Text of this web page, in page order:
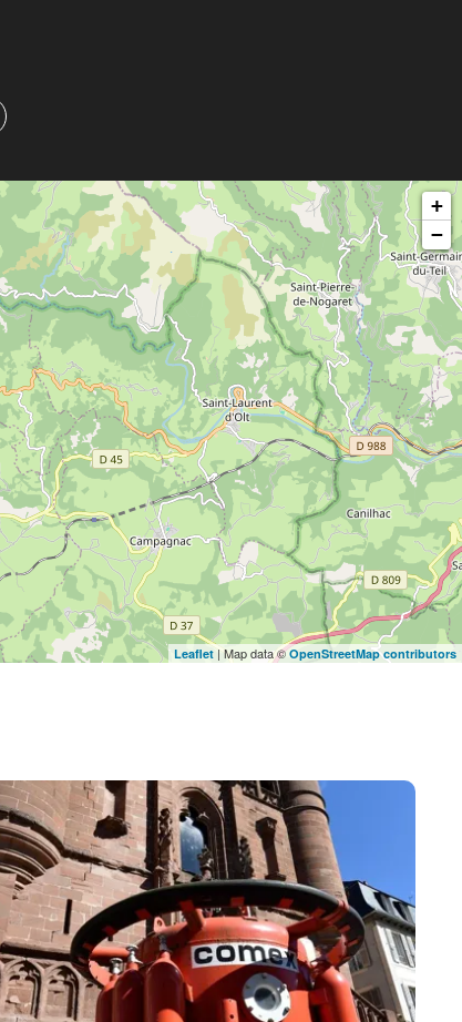
+
−
Leaflet | Map data ©OpenStreetMap contributors